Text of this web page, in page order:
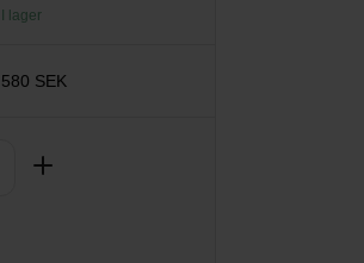
I lager
580 SEK